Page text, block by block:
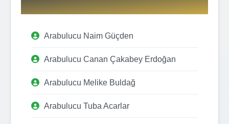
Arabulucu Naim Güçden
Arabulucu Canan Çakabey Erdoğan
Arabulucu Melike Buldağ
Arabulucu Tuba Acarlar